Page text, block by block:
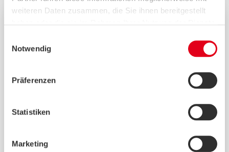
weiteren Daten zusammen, die Sie ihnen bereitgestellt
Notwendig
Präferenzen
Statistiken
Marketing